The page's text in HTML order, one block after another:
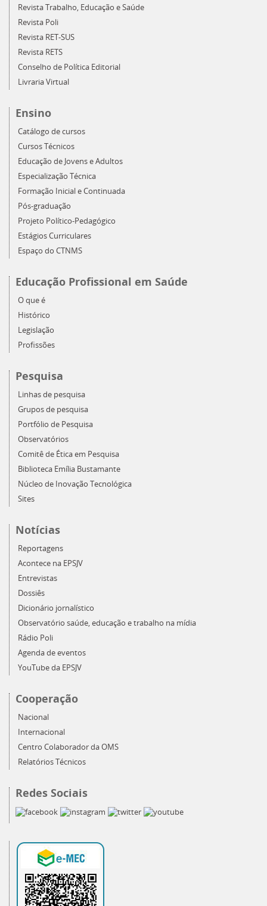
Revista Trabalho, Educação e Saúde
Revista Poli
Revista RET-SUS
Revista RETS
Conselho de Política Editorial
Livraria Virtual
Ensino
Catálogo de cursos
Cursos Técnicos
Educação de Jovens e Adultos
Especialização Técnica
Formação Inicial e Continuada
Pós-graduação
Projeto Político-Pedagógico
Estágios Curriculares
Espaço do CTNMS
Educação Profissional em Saúde
O que é
Histórico
Legislação
Profissões
Pesquisa
Linhas de pesquisa
Grupos de pesquisa
Portfólio de Pesquisa
Observatórios
Comitê de Ética em Pesquisa
Biblioteca Emília Bustamante
Núcleo de Inovação Tecnológica
Sites
Notícias
Reportagens
Acontece na EPSJV
Entrevistas
Dossiês
Dicionário jornalístico
Observatório saúde, educação e trabalho na mídia
Rádio Poli
Agenda de eventos
YouTube da EPSJV
Cooperação
Nacional
Internacional
Centro Colaborador da OMS
Relatórios Técnicos
Redes Sociais